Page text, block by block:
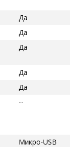
Да
Да
Да
Да
Да
--
Микро-USB